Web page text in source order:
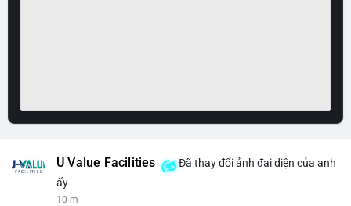
U Value Facilities
Đã thay đổi ảnh đại diện của anh
ấy
10 m